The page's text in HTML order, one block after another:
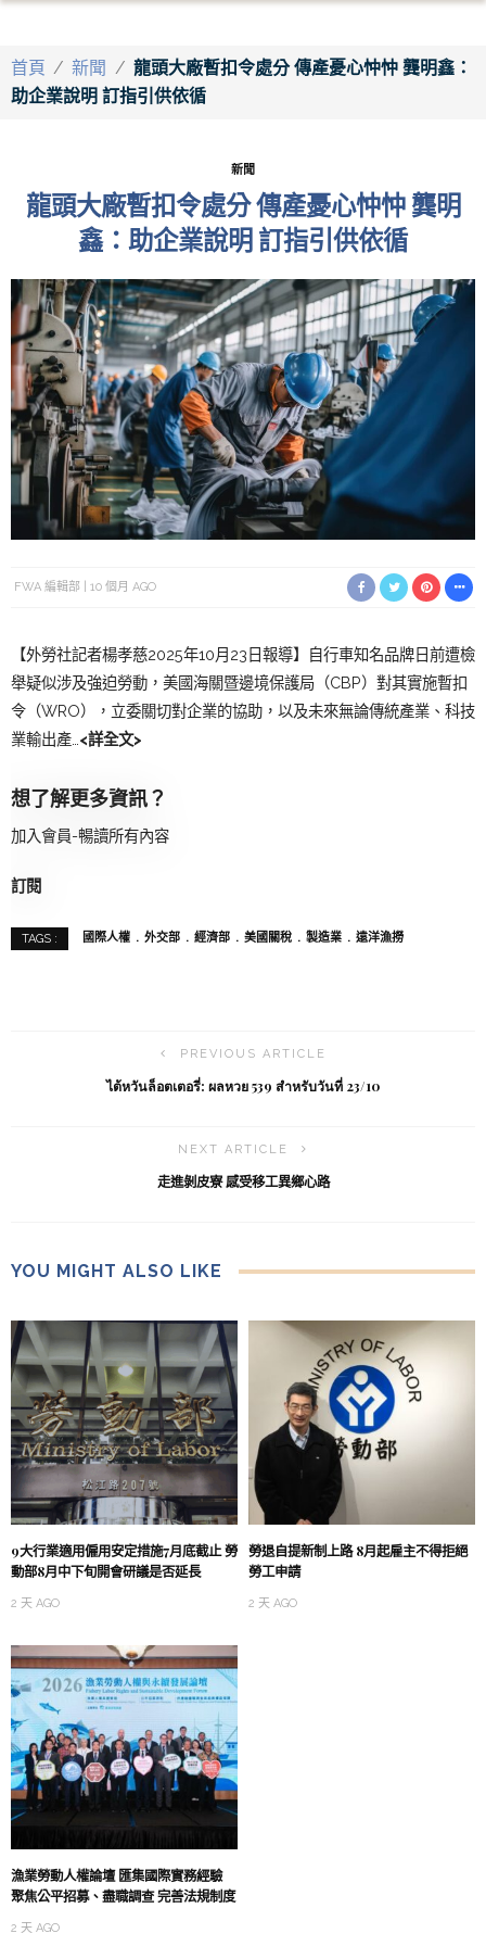
首頁 / 新聞 / 龍頭大廠暫扣令處分 傳產憂心忡忡 龔明鑫：
助企業說明 訂指引供依循
新聞
龍頭大廠暫扣令處分 傳產憂心忡忡 龔明
鑫：助企業說明 訂指引供依循
FWA 編輯部 10 個月 AGO
【外勞社記者楊孝慈2025年10月23日報導】自行車知名品牌日前遭檢
舉疑似涉及強迫勞動，美國海關暨邊境保護局（CBP）對其實施暫扣
令（WRO），立委關切對企業的協助，以及未來無論傳統產業、科技
業輸出產… <詳全文>
想了解更多資訊？
加入會員-暢讀所有內容
訂閱
TAGS : 國際人權 外交部 經濟部 美國關稅 製造業 遠洋漁撈
PREVIOUS ARTICLE
ไต้หวันล็อตเตอรี่: ผลหวย 539 สำหรับวันที่ 23/10
NEXT ARTICLE
走進剝皮寮 感受移工異鄉心路
YOU MIGHT ALSO LIKE
9大行業適用僱用安定措施7月底截止 勞
動部8月中下旬開會研議是否延長
2 天 AGO
勞退自提新制上路 8月起雇主不得拒絕
勞工申請
2 天 AGO
漁業勞動人權論壇 匯集國際實務經驗
聚焦公平招募、盡職調查 完善法規制度
2 天 AGO